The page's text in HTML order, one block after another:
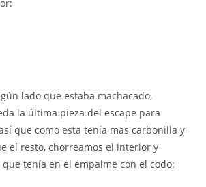
lado que estaba machacado,
la última pieza del escape para
que como esta tenía mas carbonilla y
el resto, chorreamos el interior y
tenía en el empalme con el codo: